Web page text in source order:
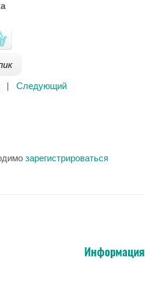
| Следующий
зарегистрироваться
Информация